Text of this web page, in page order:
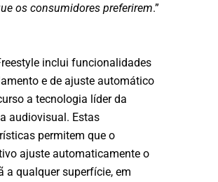
os consumidores preferirem.”
inclui funcionalidades
e de ajuste automático
a tecnologia líder da
audiovisual. Estas
permitem que o
ajuste automaticamente o
a qualquer superfície, em